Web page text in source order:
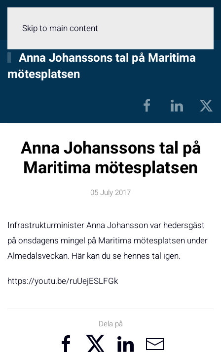
Skip to main content
Anna Johanssons tal på Maritima
mötesplatsen
Anna Johanssons tal på
Maritima mötesplatsen
05 July 2017
Infrastrukturminister Anna Johansson var hedersgäst
på onsdagens mingel på Maritima mötesplatsen under
Almedalsveckan. Här kan du se hennes tal igen.
https://youtu.be/ruUejESLFGk
Dela på